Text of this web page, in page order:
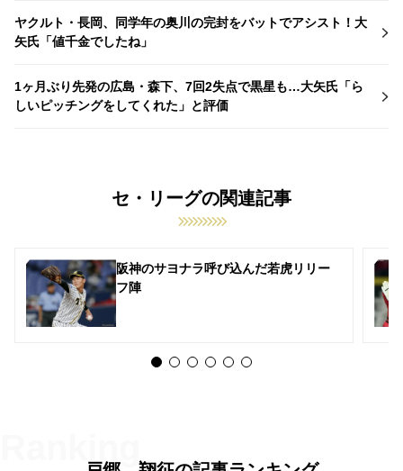
ヤクルト・長岡、同学年の奥川の完封をバットでアシスト！大
矢氏「値千金でしたね」
1ヶ月ぶり先発の広島・森下、7回2失点で黒星も…大矢氏「ら
しいピッチングをしてくれた」と評価
セ・リーグの関連記事
阪神のサヨナラ呼び込んだ若虎リリー
フ陣